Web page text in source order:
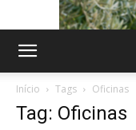
Início Tags Oficinas
Tag: Oficinas